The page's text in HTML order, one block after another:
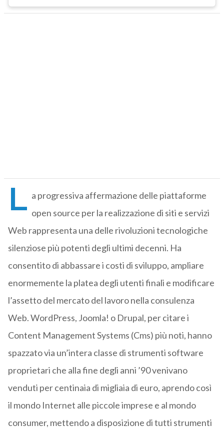
L a progressiva affermazione delle piattaforme
open source per la realizzazione di siti e servizi
Web rappresenta una delle rivoluzioni tecnologiche
silenziose più potenti degli ultimi decenni. Ha
consentito di abbassare i costi di sviluppo, ampliare
enormemente la platea degli utenti finali e modificare
l’assetto del mercato del lavoro nella consulenza
Web. WordPress, Joomla! o Drupal, per citare i
Content Management Systems (Cms) più noti, hanno
spazzato via un’intera classe di strumenti software
proprietari che alla fine degli anni ’90 venivano
venduti per centinaia di migliaia di euro, aprendo così
il mondo Internet alle piccole imprese e al mondo
consumer, mettendo a disposizione di tutti strumenti